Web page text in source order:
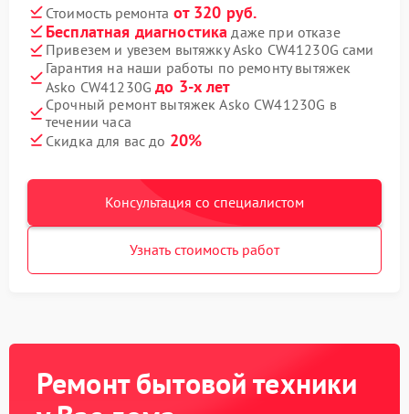
Стоимость ремонта от 320 руб.
Бесплатная диагностика даже при отказе
Привезем и увезем вытяжку Asko CW41230G сами
Гарантия на наши работы по ремонту вытяжек
Asko CW41230Gдо 3-х лет
Срочный ремонт вытяжек Asko CW41230G в
течении часа
Скидка для вас до 20%
Консультация со специалистом
Узнать стоимость работ
Ремонт бытовой техники